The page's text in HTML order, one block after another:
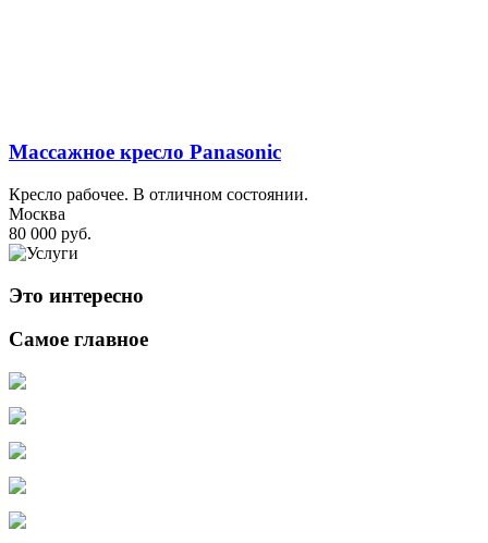
Массажное кресло Panasonic
Кресло рабочее. В отличном состоянии.
Москва
80 000 руб.
Это интересно
Самое главное